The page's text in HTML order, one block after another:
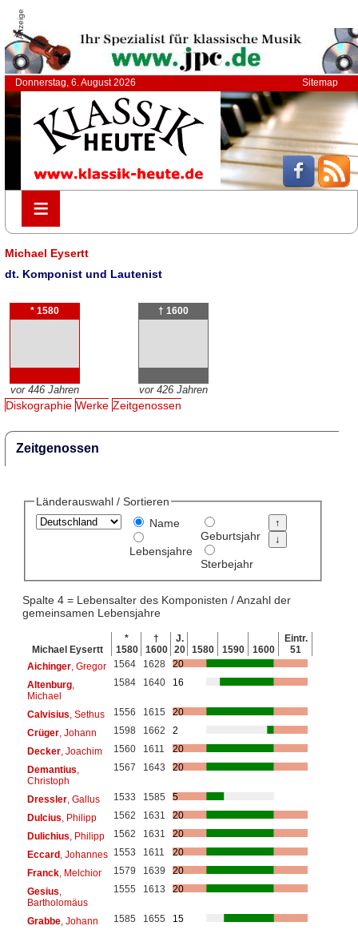
Anzeige
Donnerstag, 6. August 2026 Sitemap
≡
≡
Michael Eysertt
dt. Komponist und Lautenist
* 1580
vor 446 Jahren
† 1600
vor 426 Jahren
Diskographie Werke Zeitgenossen
Zeitgenossen
Länderauswahl / Sortieren
Name
Lebensjahre
Geburtsjahr
Sterbejahr
Spalte 4 = Lebensalter des Komponisten / Anzahl der
gemeinsamen Lebensjahre
Michael Eysertt
*
1580
†
1600
J.
20
1580 1590 1600
Eintr.
51
Aichinger, Gregor 1564 1628
20
Altenburg,
Michael
1584 1640 16
Calvisius , Sethus 1556 1615
20
Crüger, Johann 1598 1662
2
Decker, Joachim 1560 1611
20
Demantius
Christoph
1567 1643 20
Dressler, Gallus 1533 1585
5
Dulcius , Philipp 1562 1631
20
Dulichius , Philipp 1562 1631
20
Eccard, Johannes 1553 1611
20
Franck, Melchior 1579 1639
20
Gesius
Bartholomäus
1555 1613 20
Grabbe, Johann 1585 1655
15